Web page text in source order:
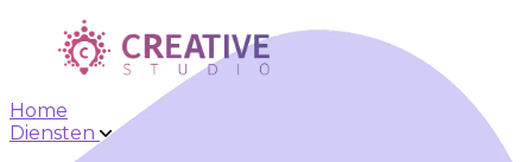
Skip to main content Skip to navigation
Home
Diensten